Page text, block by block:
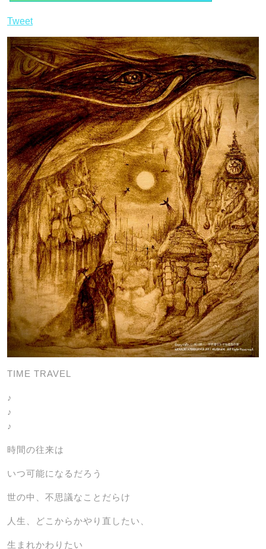
Tweet
TIME TRAVEL
♪
♪
♪
時間の往来は
いつ可能になるだろう
世の中、不思議なことだらけ
人生、どこからかやり直したい、
生まれかわりたい